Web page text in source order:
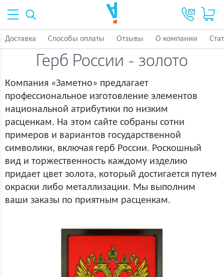
Доставка Способы оплаты Отзывы О компании
Герб России - золото
Компания «Заметно» предлагает
профессиональное изготовление элементов
национальной атрибутики по низким
расценкам. На этом сайте собраны сотни
примеров и вариантов государственной
символики, включая герб России. Роскошный
вид и торжественность каждому изделию
придает цвет золота, который достигается путем
окраски либо металлизации. Мы выполним
ваши заказы по приятным расценкам.